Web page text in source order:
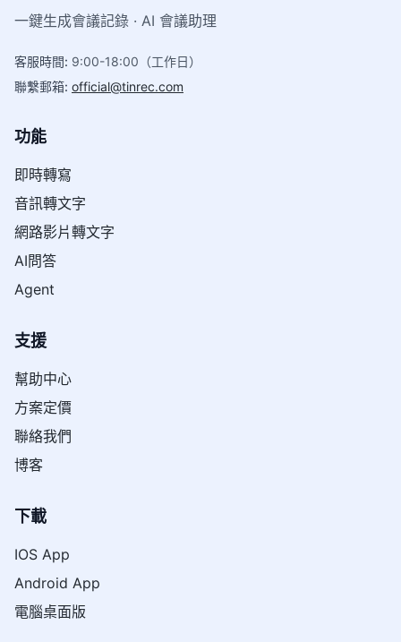
一鍵生成會議記錄 · AI 會議助理
客服時間: 9:00-18:00（工作日）
聯繫郵箱: official@tinrec.com
功能
即時轉寫
音訊轉文字
網路影片轉文字
AI問答
Agent
支援
幫助中心
方案定價
聯絡我們
博客
下載
IOS App
Android App
電腦桌面版